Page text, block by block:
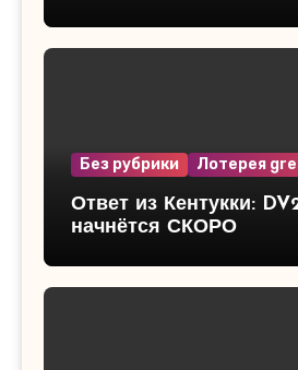
Без рубрики Лотерея
Ответ из Кентукки:
начнётся СКОРО